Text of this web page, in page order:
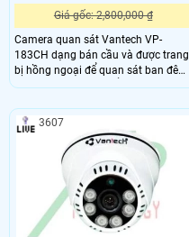
Giá gốc: 2,800,000 ₫
Camera quan sát Vantech VP-
183CH dạng bán cầu và được trang
bị hồng ngoại để quan sát ban đêm
rất tốt. Camera có kiểu dáng đẹp
có độ ổn định cao, phù hợp lắp đặt
camera cho văn phòng, khách sạn,
Spa, các khu chung cư, siêu thị, nhà
sách, bệnh viện, ….
3607